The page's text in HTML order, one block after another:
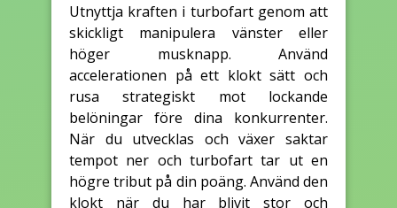
Utnyttja kraften i turbofart genom att
skickligt manipulera vänster eller
höger musknapp. Använd
accelerationen på ett klokt sätt och
rusa strategiskt mot lockande
belöningar före dina konkurrenter.
När du utvecklas och växer saktar
tempot ner och turbofart tar ut en
högre tribut på din poäng. Använd den
klokt när du har blivit stor och